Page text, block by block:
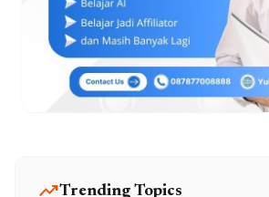
trending_upTrending Topics